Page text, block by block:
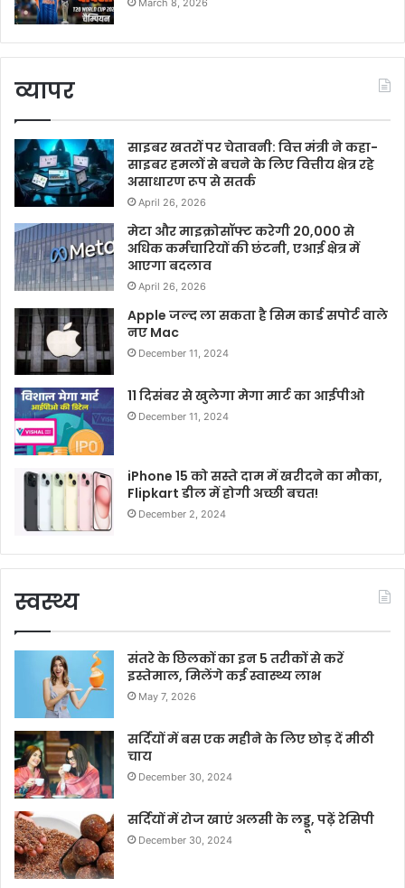
March 8, 2026
व्यापर
साइबर खतरों पर चेतावनी: वित्त मंत्री ने कहा-
साइबर हमलों से बचने के लिए वित्तीय क्षेत्र रहे
असाधारण रूप से सतर्क
April 26, 2026
मेटा और माइक्रोसॉफ्ट करेगी 20,000 से
अधिक कर्मचारियों की छंटनी, एआई क्षेत्र में
आएगा बदलाव
April 26, 2026
Apple जल्द ला सकता है सिम कार्ड सपोर्ट वाले
नए Mac
December 11, 2024
11 दिसंबर से खुलेगा मेगा मार्ट का आईपीओ
December 11, 2024
iPhone 15 को सस्ते दाम में खरीदने का मौका,
Flipkart डील में होगी अच्छी बचत!
December 2, 2024
स्वस्थ्य
संतरे के छिलकों का इन 5 तरीकों से करें
इस्तेमाल, मिलेंगे कई स्वास्थ्य लाभ
May 7, 2026
सर्दियों में बस एक महीने के लिए छोड़ दें मीठी
चाय
December 30, 2024
सर्दियों में रोज खाएं अलसी के लड्डू, पढ़ें रेसिपी
December 30, 2024